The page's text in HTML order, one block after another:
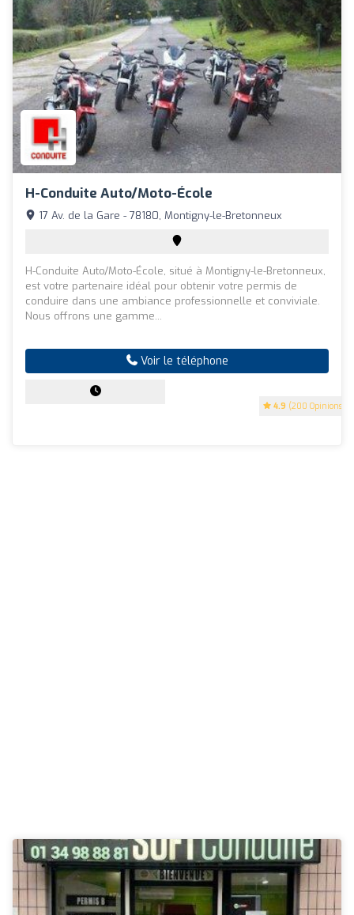
H-Conduite Auto/Moto-École
4.9 (200 Opinions)
17 Av. de la Gare - 78180, Montigny-le-Bretonneux
H-Conduite Auto/Moto-École, situé à Montigny-le-Bretonneux,
est votre partenaire idéal pour obtenir votre permis de
conduire dans une ambiance professionnelle et conviviale.
Nous offrons une gamme...
Voir le téléphone